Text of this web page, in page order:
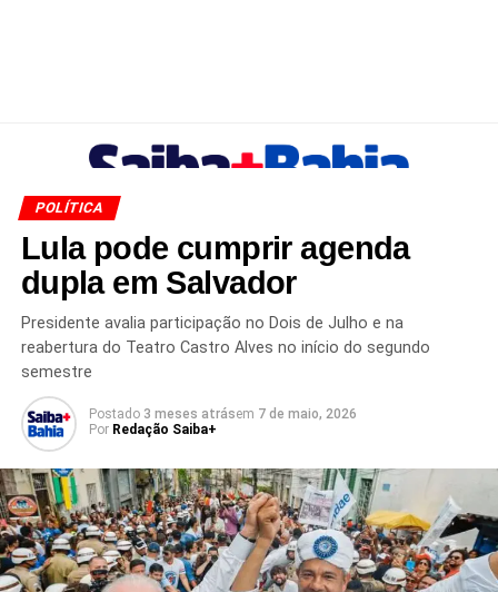
POLÍTICA
Lula pode cumprir agenda
dupla em Salvador
Presidente avalia participação no Dois de Julho e na
reabertura do Teatro Castro Alves no início do segundo
semestre
Postado 3 meses atrásem 7 de maio, 2026
Por Redação Saiba+